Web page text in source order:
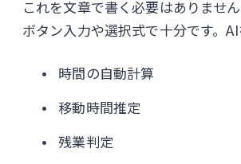
これを文章で書く必要はありません
ボタン入力や選択式で十分です。AI
時間の自動計算
移動時間推定
残業判定